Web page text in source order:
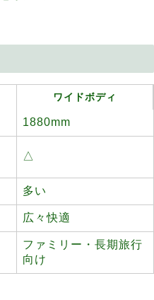
ワイドボディ
1880mm
△
多い
広々快適
ファミリー・長期旅行
向け